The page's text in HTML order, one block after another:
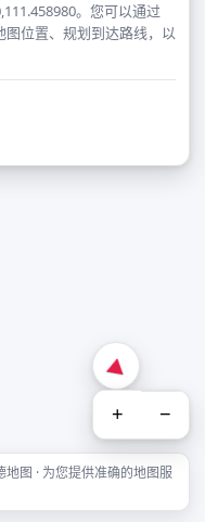
。您可以通过
位置、规划到达路线，以
+ −
图 · 为您提供准确的地图服